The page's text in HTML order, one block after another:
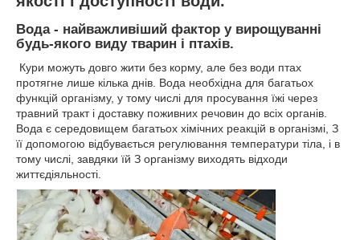
Вода - найважливіший фактор у вирощуванні
будь-якого виду тварин і птахів.
Кури можуть довго жити без корму, але без води птах
протягне лише кілька днів. Вода необхідна для багатьох
функцій організму, у тому числі для просування їжі через
травний тракт і доставку поживних речовин до всіх органів.
Вода є середовищем багатьох хімічних реакцій в організмі, З
її допомогою відбувається регулювання температури тіла, і в
тому числі, завдяки їй З організму виходять відходи
життєдіяльності.